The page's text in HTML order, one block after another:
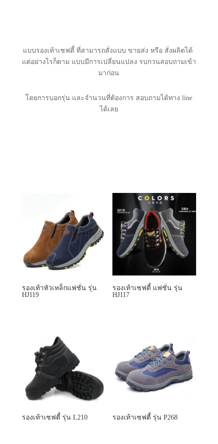
แบบรองเท้าเซฟตี้ ที่สามารถสั่งแบบ ขายส่ง หรือ สั่งผลิตได้
แต่อย่างไรก็ตาม แบบมีการเปลี่ยนแปลง รบกวนสอบถามเข้า
มาก่อน
โดยการบอกรุ่น และจำนวนที่ต้องการ สอบถามได้ทาง line
ได้เลย
รองเท้าหัวเหล็กแฟชั่น รุ่น
HJ119
รองเท้าเซฟตี้ แฟชั่น รุ่น
HJ117
รองเท้าเซฟตี้ รุ่น L210 รองเท้าเซฟตี้ รุ่น P268